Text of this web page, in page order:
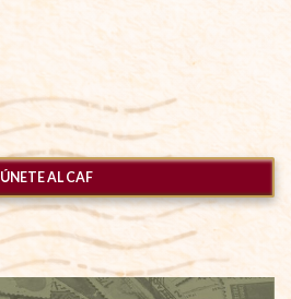
ÚNETE AL CAF